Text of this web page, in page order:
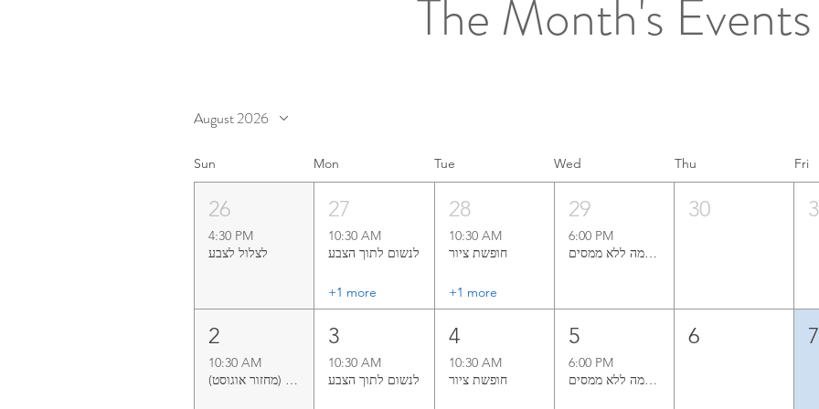
The Month's Events
August 2026
Sun Mon Tue Wed Thu Fri
26
4:30 PM
27
10:30 AM
לנשום‭ ‬לתוך‭ ‬הצבע
+1 more
28
10:30 AM
חופשת ציור
+1 more
29
6:00 PM
קורס ציור בשמן אל־א־פרימה ללא ממסים
30
2
10:30 AM
פלסטי-לנה (מחזור אוגוסט)
3
10:30 AM
לנשום‭ ‬לתוך‭ ‬הצבע
4
10:30 AM
חופשת ציור
5
6:00 PM
קורס ציור בשמן אל־א־פרימה ללא ממסים
6 7